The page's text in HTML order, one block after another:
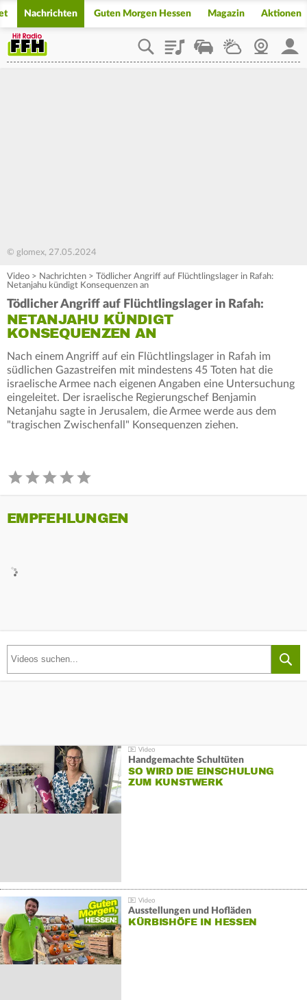
Nachrichten Guten Morgen Hessen Magazin Aktionen
PlaylistStaupilotWetterWebcam
© glomex, 27.05.2024
Video > Nachrichten > Tödlicher Angriff auf Flüchtlingslager in Rafah:
Netanjahu kündigt Konsequenzen an
Tödlicher Angriff auf Flüchtlingslager in Rafah:
NETANJAHU KÜNDIGT
KONSEQUENZEN AN
Nach einem Angriff auf ein Flüchtlingslager in Rafah im
südlichen Gazastreifen mit mindestens 45 Toten hat die
israelische Armee nach eigenen Angaben eine Untersuchung
eingeleitet. Der israelische Regierungschef Benjamin
Netanjahu sagte in Jerusalem, die Armee werde aus dem
"tragischen Zwischenfall" Konsequenzen ziehen.
EMPFEHLUNGEN
Handgemachte Schultüten
SO WIRD DIE EINSCHULUNG
ZUM KUNSTWERK
Ausstellungen und Hofläden
KÜRBISHÖFE IN HESSEN